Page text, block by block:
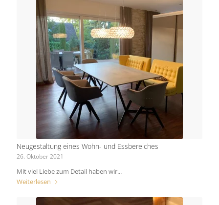
Neugestaltung eines Wohn- und Essbereiches
26. Oktober 2021
Mit viel Liebe zum Detail haben wir...
Weiterlesen